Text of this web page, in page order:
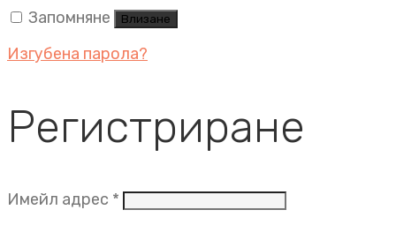
Запомняне
Влизане
Изгубена парола?
Регистриране
Имейл адрес * Задължително